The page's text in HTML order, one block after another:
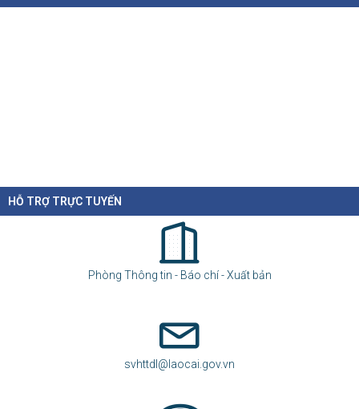
HỖ TRỢ TRỰC TUYẾN
Phòng Thông tin - Báo chí - Xuất bản
svhttdl@laocai.gov.vn